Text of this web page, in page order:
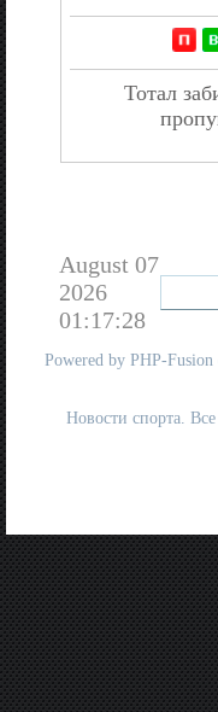
Тотал
August 07
2026
01:17:28
Powered by PHP-Fusion
Новости спорта.